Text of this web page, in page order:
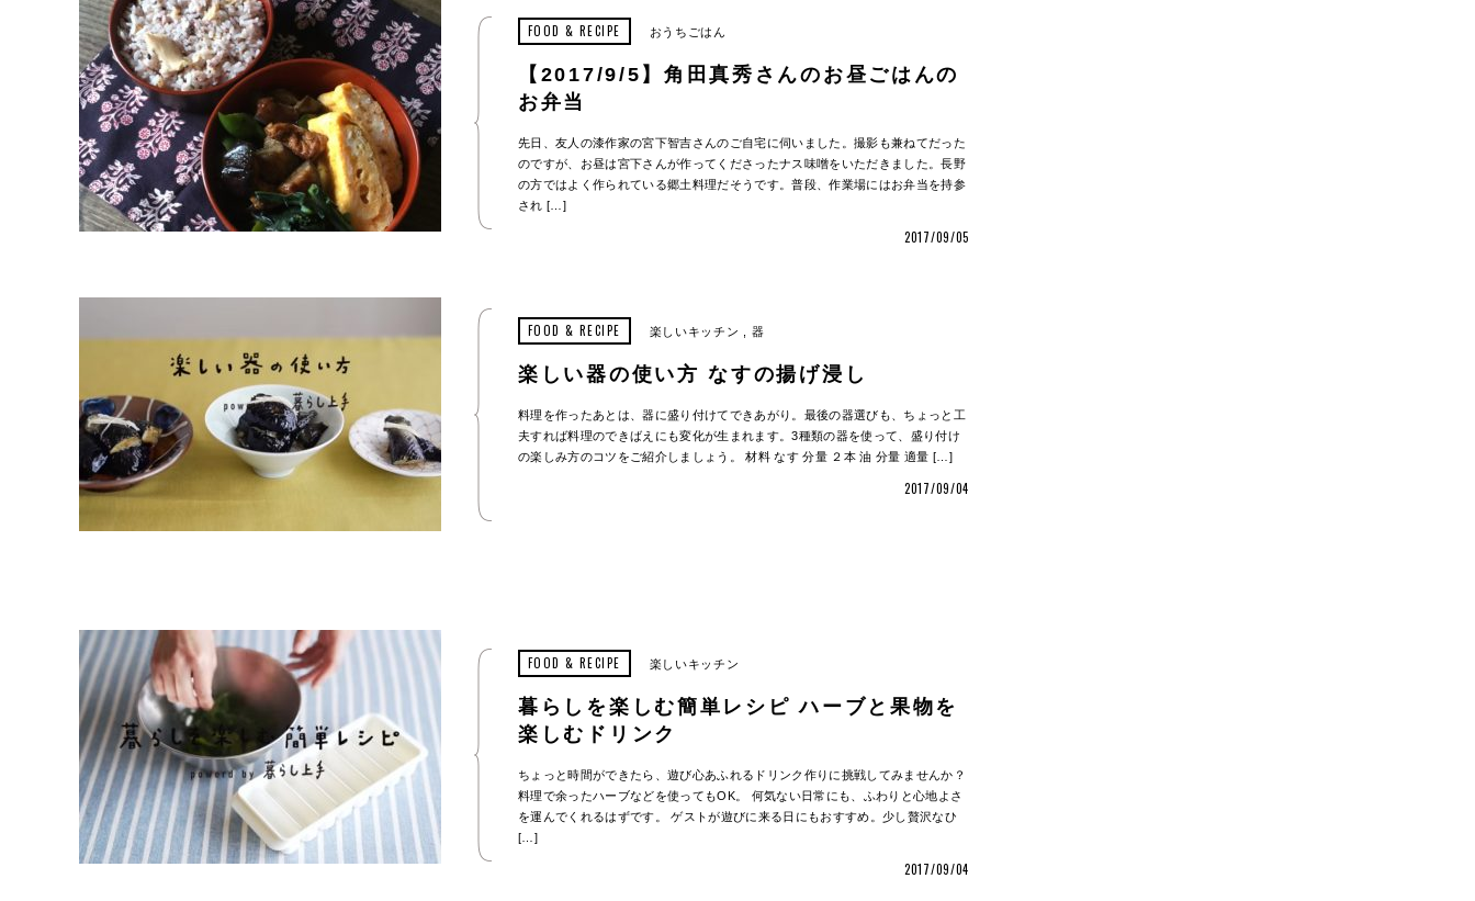
FOOD & RECIPE おうちごはん
【2017/9/5】角田真秀さんのお昼ごはんの
お弁当
先日、友人の漆作家の宮下智吉さんのご自宅に伺いました。撮影も兼ねてだった
のですが、お昼は宮下さんが作ってくださったナス味噌をいただきました。長野
の方ではよく作られている郷土料理だそうです。普段、作業場にはお弁当を持参
され […]
2017/09/05
FOOD & RECIPE 楽しいキッチン 器
楽しい器の使い方 なすの揚げ浸し
料理を作ったあとは、器に盛り付けてできあがり。最後の器選びも、ちょっと工
夫すれば料理のできばえにも変化が生まれます。3種類の器を使って、盛り付け
の楽しみ方のコツをご紹介しましょう。 材料 なす 分量 ２本 油 分量 適量 […]
2017/09/04
FOOD & RECIPE 楽しいキッチン
暮らしを楽しむ簡単レシピ ハーブと果物を
楽しむドリンク
ちょっと時間ができたら、遊び心あふれるドリンク作りに挑戦してみませんか？
料理で余ったハーブなどを使ってもOK。 何気ない日常にも、ふわりと心地よさ
を運んでくれるはずです。 ゲストが遊びに来る日にもおすすめ。少し贅沢なひ
[…]
2017/09/04